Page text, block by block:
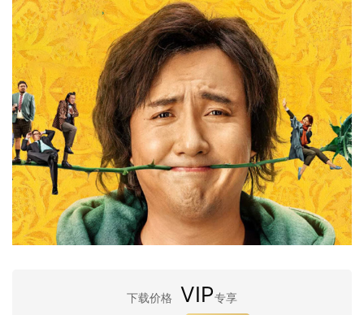
下载价格 VIP专享